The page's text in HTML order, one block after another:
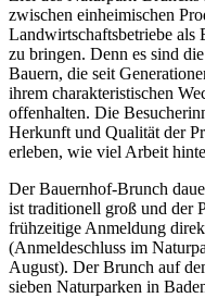
zwischen einheimischen
Landwirtschaftsbetriebe als
zu bringen. Denn es sind
Bauern, die seit
ihrem charakteristischen
offenhalten. Die
Herkunft und Qualität der
erleben, wie viel Arbeit
Der Bauernhof-Brunch
ist traditionell groß und der
frühzeitige Anmeldung
(Anmeldeschluss im
August). Der Brunch auf
sieben Naturparken in